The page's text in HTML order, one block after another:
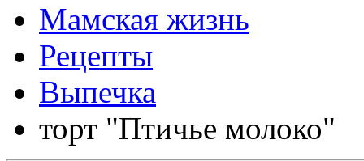
Мамская жизнь
Рецепты
Выпечка
торт "Птичье молоко"